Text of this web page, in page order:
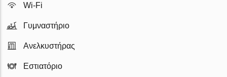
Wi-Fi
Γυμναστήριο
Ανελκυστήρας
Εστιατόριο